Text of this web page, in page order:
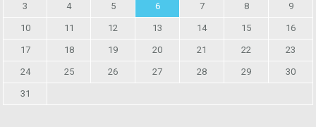
3 4 5 6 7 8 9
10 11 12 13 14 15 16
17 18 19 20 21 22 23
24 25 26 27 28 29 30
31